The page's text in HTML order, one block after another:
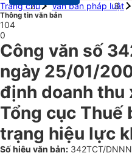
Trang chủ
Văn bản pháp luật
Thông tin văn bản
104
0
Công văn số
ngày 25/01/
định doanh thu
Tổng cục Thuế
trạng hiệu lực
Số hiệu văn bản: 342TCT/DNNN